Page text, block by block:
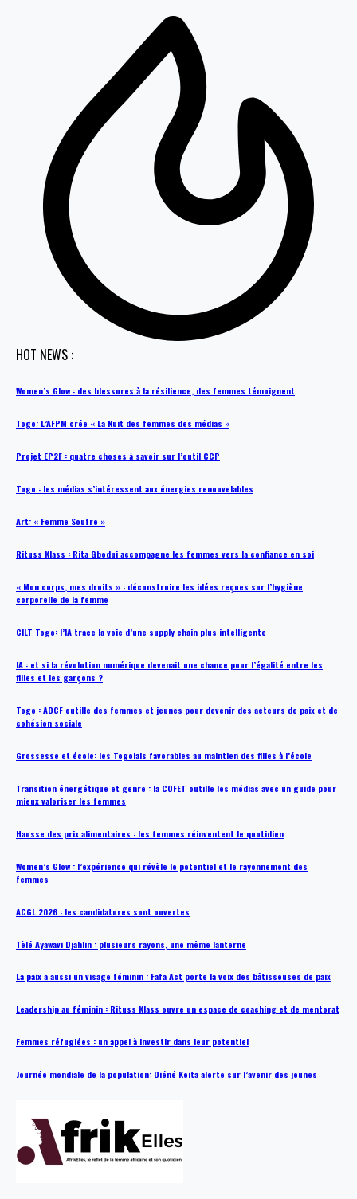
HOT NEWS :
Women’s Glow : des blessures à la résilience, des femmes témoignent
Togo: L’AFPM crée « La Nuit des femmes des médias »
Projet EP2F : quatre choses à savoir sur l’outil CCP
Togo : les médias s’intéressent aux énergies renouvelables
Art: « Femme Soufre »
Rituss Klass : Rita Gbodui accompagne les femmes vers la confiance en soi
« Mon corps, mes droits » : déconstruire les idées reçues sur l’hygiène
corporelle de la femme
CILT Togo: l’IA trace la voie d’une supply chain plus intelligente
IA : et si la révolution numérique devenait une chance pour l’égalité entre les
filles et les garçons ?
Togo : ADCF outille des femmes et jeunes pour devenir des acteurs de paix et de
cohésion sociale
Grossesse et école: les Togolais favorables au maintien des filles à l’école
Transition énergétique et genre : la COFET outille les médias avec un guide pour
mieux valoriser les femmes
Hausse des prix alimentaires : les femmes réinventent le quotidien
Women’s Glow : l’expérience qui révèle le potentiel et le rayonnement des
femmes
ACGL 2026 : les candidatures sont ouvertes
Tèlé Ayawavi Djahlin : plusieurs rayons, une même lanterne
La paix a aussi un visage féminin : Fafa Act porte la voix des bâtisseuses de paix
Leadership au féminin : Rituss Klass ouvre un espace de coaching et de mentorat
Femmes réfugiées : un appel à investir dans leur potentiel
Journée mondiale de la population: Diéné Keita alerte sur l’avenir des jeunes